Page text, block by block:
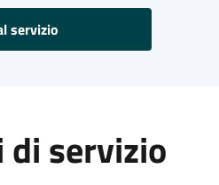
servizio
di servizio